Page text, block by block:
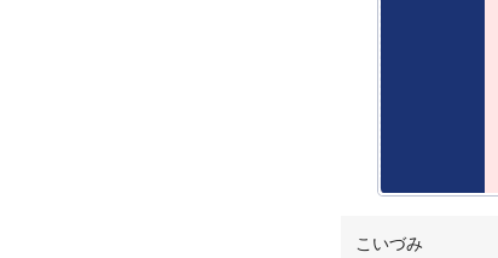
こいづみ